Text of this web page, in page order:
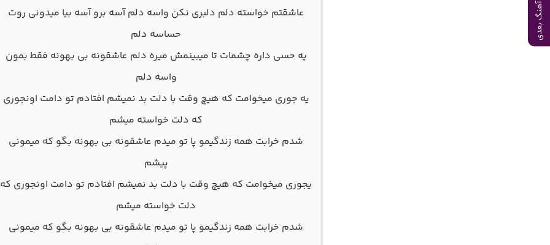
آهنگ بعدی
ﻋﺎﺷﻘﺘﻢ ﺧﻮاﺳﺘﻪ دﻟﻢ دﻟﺒﺮی ﻧﻜﻦ واﺳﻪ دﻟﻢ آﺳﻪ ﺑﺮو آﺳﻪ ﺑﻴﺎ ﻣﻴﺪوﻧﻰ روت
ﺣﺴﺎﺳﻪ دﻟﻢ
ﻳﻪ ﺣﺴﻰ داره ﭼﺸﻤﺎت ﺗﺎ ﻣﻴﺒﻴﻨﻤﺶ ﻣﻴﺮه دﻟﻢ ﻋﺎﺷﻘﻮﻧﻪ ﺑﻰ ﺑﻬﻮﻧﻪ ﻓﻘﻄ ﺑﻤﻮن
واﺳﻪ دﻟﻢ
ﻳﻪ ﺟﻮری ﻣﻴﺨﻮاﻣﺖ ﻛﻪ ﻫﻴﭻ وﻗﺖ ﺑﺎ دﻟﺖ ﺑﺪ ﻧﻤﻴﺸﻢ اﻓﺘﺎدم ﺗﻮ داﻣﺖ اوﻧﺠﻮری
ﻛﻪ دﻟﺖ ﺧﻮاﺳﺘﻪ ﻣﻴﺸﻢ
ﺷﺪم ﺧﺮاﺑﺖ ﻫﻤﻪ زﻧﺪﮔﻴﻤﻮ ﭘﺎ ﺗﻮ ﻣﻴﺪم ﻋﺎﺷﻘﻮﻧﻪ ﺑﻰ ﺑﻬﻮﻧﻪ ﺑﮕﻮ ﻛﻪ ﻣﻴﻤﻮﻧﻰ
ﭘﻴﺸﻢ
ﻳﺠﻮری ﻣﻴﺨﻮاﻣﺖ ﻛﻪ ﻫﻴﭻ وﻗﺖ ﺑﺎ دﻟﺖ ﺑﺪ ﻧﻤﻴﺸﻢ اﻓﺘﺎدم ﺗﻮ داﻣﺖ اوﻧﺠﻮری ﻛﻪ
دﻟﺖ ﺧﻮاﺳﺘﻪ ﻣﻴﺸﻢ
ﺷﺪم ﺧﺮاﺑﺖ ﻫﻤﻪ زﻧﺪﮔﻴﻤﻮ ﭘﺎ ﺗﻮ ﻣﻴﺪم ﻋﺎﺷﻘﻮﻧﻪ ﺑﻰ ﺑﻬﻮﻧﻪ ﺑﮕﻮ ﻛﻪ ﻣﻴﻤﻮﻧﻰ